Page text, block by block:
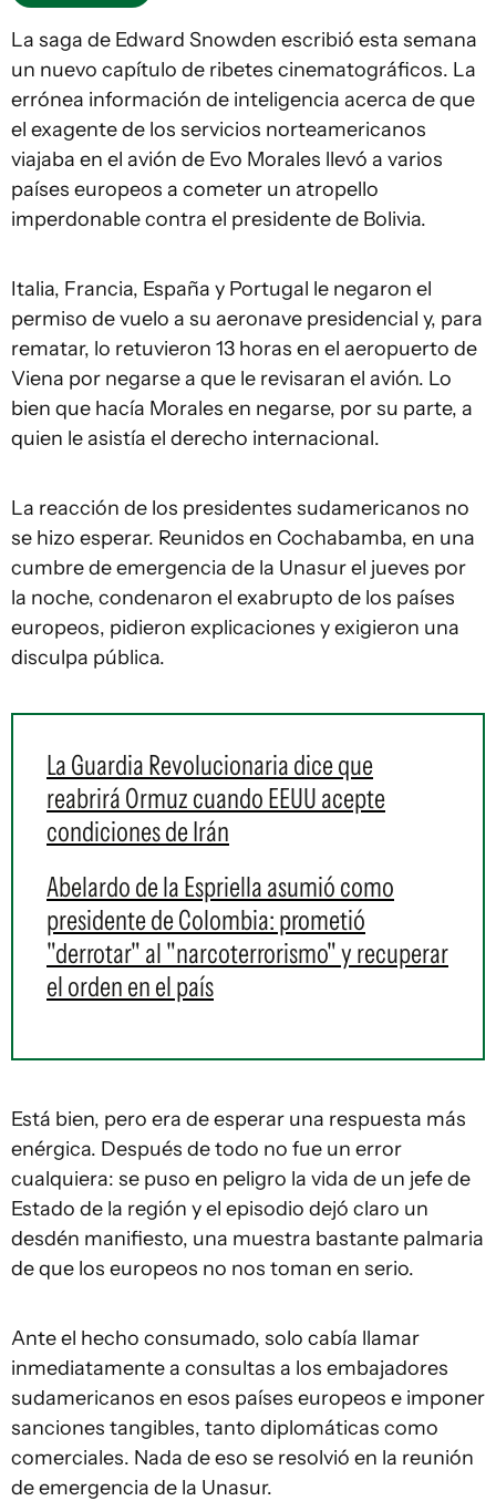
La saga de Edward Snowden escribió esta semana
un nuevo capítulo de ribetes cinematográficos. La
errónea información de inteligencia acerca de que
el exagente de los servicios norteamericanos
viajaba en el avión de Evo Morales llevó a varios
países europeos a cometer un atropello
imperdonable contra el presidente de Bolivia.
Italia, Francia, España y Portugal le negaron el
permiso de vuelo a su aeronave presidencial y, para
rematar, lo retuvieron 13 horas en el aeropuerto de
Viena por negarse a que le revisaran el avión. Lo
bien que hacía Morales en negarse, por su parte, a
quien le asistía el derecho internacional.
La reacción de los presidentes sudamericanos no
se hizo esperar. Reunidos en Cochabamba, en una
cumbre de emergencia de la Unasur el jueves por
la noche, condenaron el exabrupto de los países
europeos, pidieron explicaciones y exigieron una
disculpa pública.
La Guardia Revolucionaria dice que
reabrirá Ormuz cuando EEUU acepte
condiciones de Irán
Abelardo de la Espriella asumió como
presidente de Colombia: prometió
"derrotar" al "narcoterrorismo" y recuperar
el orden en el país
Está bien, pero era de esperar una respuesta más
enérgica. Después de todo no fue un error
cualquiera: se puso en peligro la vida de un jefe de
Estado de la región y el episodio dejó claro un
desdén manifiesto, una muestra bastante palmaria
de que los europeos no nos toman en serio.
Ante el hecho consumado, solo cabía llamar
inmediatamente a consultas a los embajadores
sudamericanos en esos países europeos e imponer
sanciones tangibles, tanto diplomáticas como
comerciales. Nada de eso se resolvió en la reunión
de emergencia de la Unasur.